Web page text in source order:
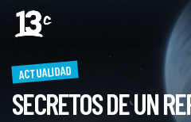
ACTUALIDAD
SECRETOS DE UN